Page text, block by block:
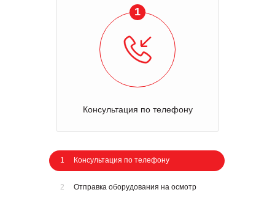
1
Консультация по телефону
1 Консультация по телефону
2 Отправка оборудования на осмотр